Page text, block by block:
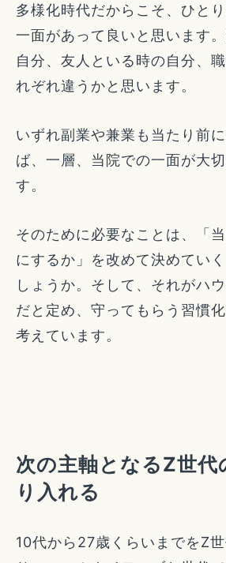
多様化時代だからこそ、ひと
一面があって良いと思います
自分、友人といる時の自分、
れぞれ違うかと思います。
いずれ副業や兼業も当たり前
ば、一層、当院での一面が大
す。
そのために必要なことは、「
にするか」を改めて決めてい
しょうか。そして、それがハ
だと定め、守ってもらう習慣
考えています。
次の主軸となるZ世代
り入れる
10代から27歳くらいまでをZ